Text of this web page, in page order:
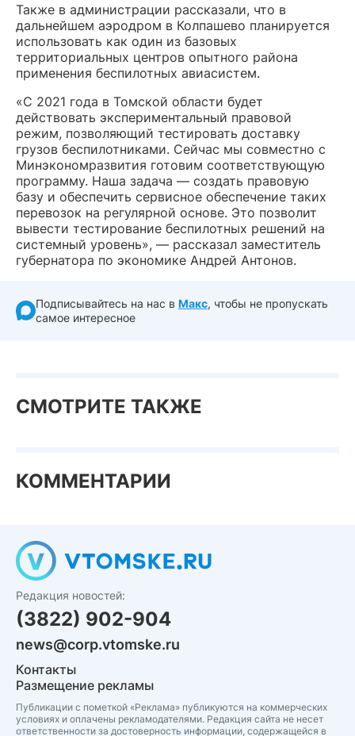
Также в администрации рассказали, что в
дальнейшем аэродром в Колпашево планируется
использовать как один из базовых
территориальных центров опытного района
применения беспилотных авиасистем.
«С 2021 года в Томской области будет
действовать экспериментальный правовой
режим, позволяющий тестировать доставку
грузов беспилотниками. Сейчас мы совместно с
Минэкономразвития готовим соответствующую
программу. Наша задача — создать правовую
базу и обеспечить сервисное обеспечение таких
перевозок на регулярной основе. Это позволит
вывести тестирование беспилотных решений на
системный уровень», — рассказал заместитель
губернатора по экономике Андрей Антонов.
Подписывайтесь на нас в Макс, чтобы не пропускать
самое интересное
СМОТРИТЕ ТАКЖЕ
КОММЕНТАРИИ
Редакция новостей:
(3822) 902-904
news@corp.vtomske.ru
Контакты
Размещение рекламы
Публикации с пометкой «Реклама» публикуются на коммерческих
условиях и оплачены рекламодателями. Редакция сайта не несет
ответственности за достоверность информации, содержащейся в